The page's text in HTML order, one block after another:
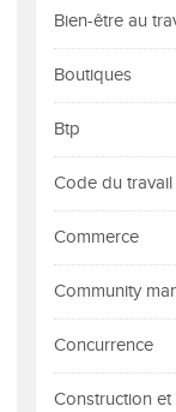
Bien-être au
Boutiques
Btp
Code du travail
Commerce
Community
Concurrence
Construction et